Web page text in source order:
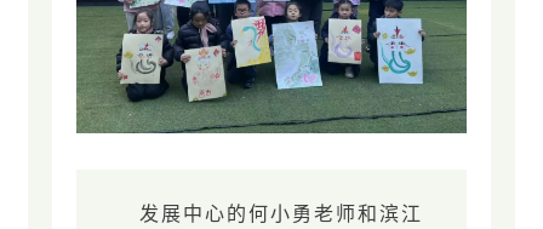
发展中心的何小勇老师和滨江